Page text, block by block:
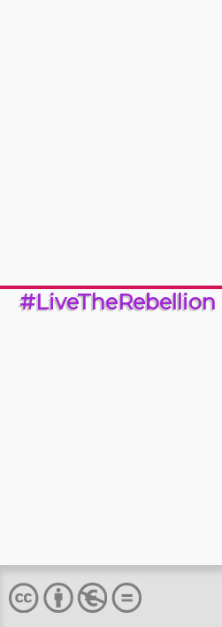
#LiveTheRebellion